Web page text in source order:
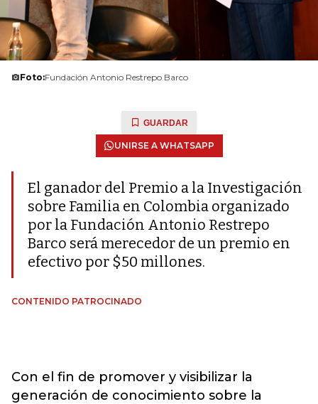
Foto:Fundación Antonio Restrepo Barco
GUARDAR
UNIRSE A WHATSAPP
El ganador del Premio a la Investigación
sobre Familia en Colombia organizado
por la Fundación Antonio Restrepo
Barco será merecedor de un premio en
efectivo por $50 millones.
CONTENIDO PATROCINADO
Con el fin de promover y visibilizar la
generación de conocimiento sobre la